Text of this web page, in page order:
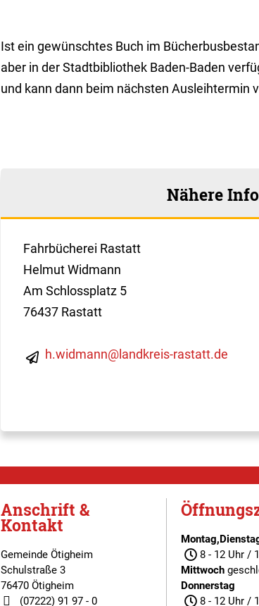
Ist ein gewünschtes Buch im
aber in der Stadtbibliothek Baden-Baden
und kann dann beim nächsten Ausleihtermin
Nähere
Fahrbücherei Rastatt
Helmut Widmann
Am Schlossplatz 5
76437 Rastatt
h.widmann@landkreis-rastatt.de
Anschrift &
Kontakt
Gemeinde Ötigheim
Schulstraße 3
76470 Ötigheim
(07222) 91 97 - 0
8 - 12 Uhr /
Mittwoch
Donnerstag
8 - 12 Uhr /